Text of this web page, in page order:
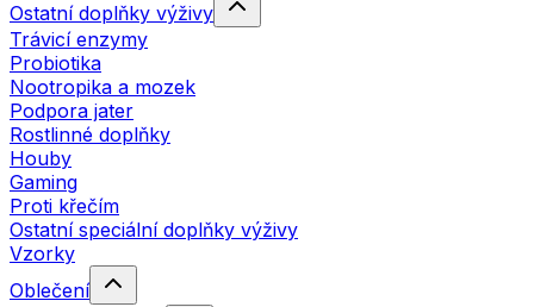
Ostatní doplňky výživy
Trávicí enzymy
Probiotika
Nootropika a mozek
Podpora jater
Rostlinné doplňky
Houby
Gaming
Proti křečím
Ostatní speciální doplňky výživy
Vzorky
Oblečení